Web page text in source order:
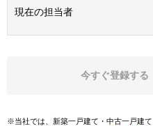
現在の担当者
今すぐ登録する
※当社では、新築一戸建て・中古一戸建て